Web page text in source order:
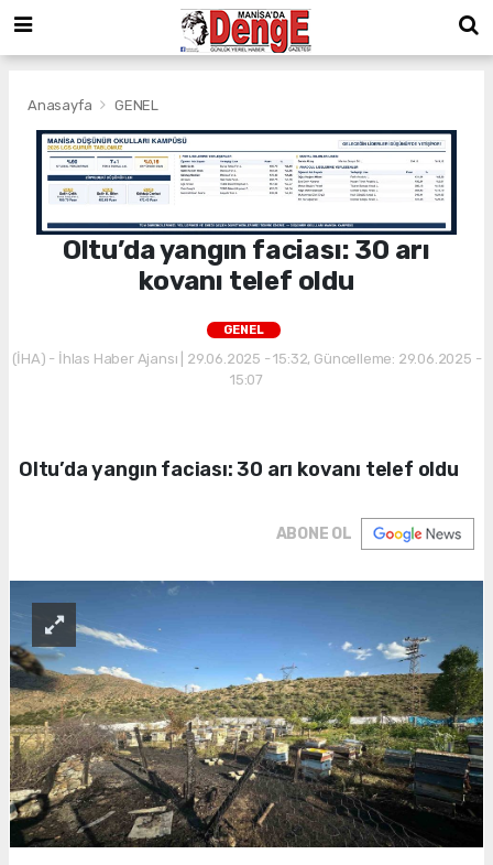
Anasayfa GENEL
Oltu’da yangın faciası: 30 arı
kovanı telef oldu
GENEL
(İHA) - İhlas Haber Ajansı | 29.06.2025 - 15:32, Güncelleme: 29.06.2025 -
15:07
Oltu’da yangın faciası: 30 arı kovanı telef oldu
ABONE OL